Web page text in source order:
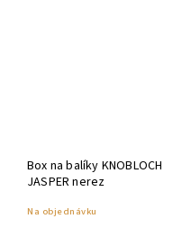
Box na balíky KNOBLOCH
JASPER nerez
Na objednávku